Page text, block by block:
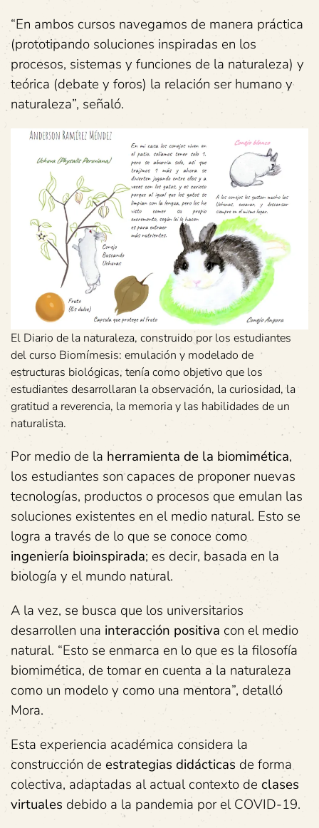
“En ambos cursos navegamos de manera práctica
(prototipando soluciones inspiradas en los
procesos, sistemas y funciones de la naturaleza) y
teórica (debate y foros) la relación ser humano y
naturaleza”, señaló.
El Diario de la naturaleza, construido por los estudiantes
del curso Biomímesis: emulación y modelado de
estructuras biológicas, tenía como objetivo que los
estudiantes desarrollaran la observación, la curiosidad, la
gratitud a reverencia, la memoria y las habilidades de un
naturalista.
Por medio de la herramienta de la biomimética,
los estudiantes son capaces de proponer nuevas
tecnologías, productos o procesos que emulan las
soluciones existentes en el medio natural. Esto se
logra a través de lo que se conoce como
ingeniería bioinspirada; es decir, basada en la
biología y el mundo natural.
A la vez, se busca que los universitarios
desarrollen una interacción positiva con el medio
natural. “Esto se enmarca en lo que es la filosofía
biomimética, de tomar en cuenta a la naturaleza
como un modelo y como una mentora”, detalló
Mora.
Esta experiencia académica considera la
construcción de estrategias didácticas de forma
colectiva, adaptadas al actual contexto de clases
virtuales debido a la pandemia por el COVID-19.